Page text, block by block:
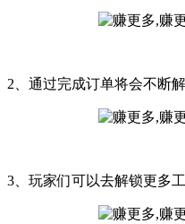
2、通过完成订单将会不断
3、玩家们可以去解锁更多